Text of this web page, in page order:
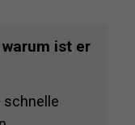
ist er
schnelle